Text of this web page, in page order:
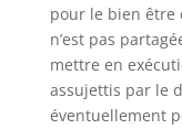
pour le bien être
n’est pas
mettre en
assujettis par le
éventuellement